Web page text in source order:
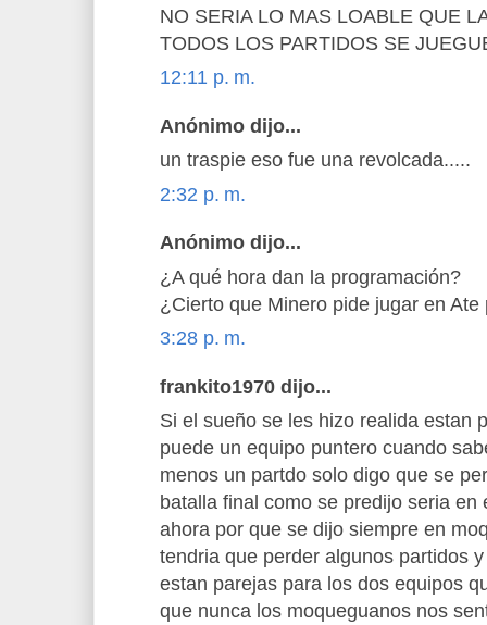
NO SERIA LO MAS LOABLE QUE
TODOS LOS PARTIDOS SE
12:11 p. m.
Anónimo dijo...
un traspie eso fue una revolcada.....
2:32 p. m.
Anónimo dijo...
¿A qué hora dan la programación?
¿Cierto que Minero pide jugar en Ate
3:28 p. m.
frankito1970 dijo...
Si el sueño se les hizo realida estan
puede un equipo puntero cuando
menos un partdo solo digo que se
batalla final como se predijo seria
ahora por que se dijo siempre en
tendria que perder algunos partidos
estan parejas para los dos equipos
que nunca los moqueguanos nos